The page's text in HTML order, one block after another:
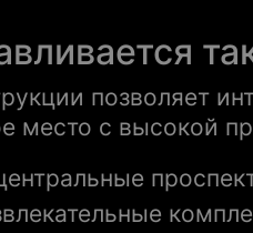
позволяет
место с высокой